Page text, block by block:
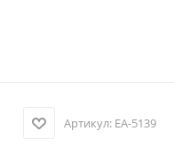
Артикул: EA-5139